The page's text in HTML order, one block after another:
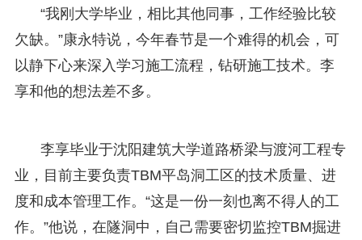
“我刚大学毕业，相比其他同事，工作经验比较
欠缺。”康永特说，今年春节是一个难得的机会，可
以静下心来深入学习施工流程，钻研施工技术。李
享和他的想法差不多。
李享毕业于沈阳建筑大学道路桥梁与渡河工程专
业，目前主要负责TBM平岛洞工区的技术质量、进
度和成本管理工作。“这是一份一刻也离不得人的工
作。”他说，在隧洞中，自己需要密切监控TBM掘进